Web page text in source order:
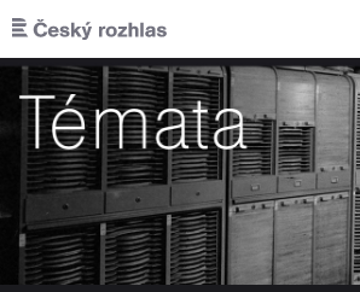
Přejít k hlavnímu obsahu